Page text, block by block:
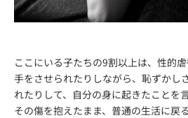
ここにいる子たちの9割以上は、性的
手をさせられたりしながら、恥ずかし
れたりして、自分の身に起きたことを
その傷を抱えたまま、普通の生活に戻